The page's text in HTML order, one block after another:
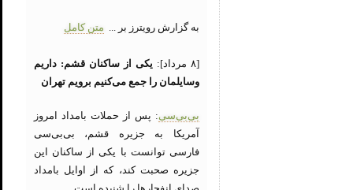
به گزارش رویترز بر ... متن کامل
[۸ مرداد]:
یکی از ساکنان قشم: داریم
وسایلمان را جمع می‌کنیم برویم تهران
بی‌بی‌سی: پس از حملات بامداد امروز
آمریکا به جزیره قشم، بی‌بی‌سی
فارسی توانست با یکی از ساکنان این
جزیره صحبت کند، که از اوایل بامداد